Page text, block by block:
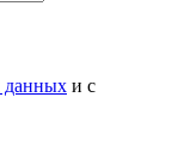
данных и с